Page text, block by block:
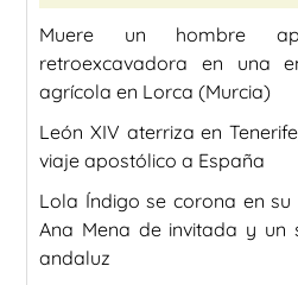
Muere un hombre
retroexcavadora en una
agrícola en Lorca (Murcia)
León XIV aterriza en
viaje apostólico a España
Lola Índigo se corona en
Ana Mena de invitada y un
andaluz